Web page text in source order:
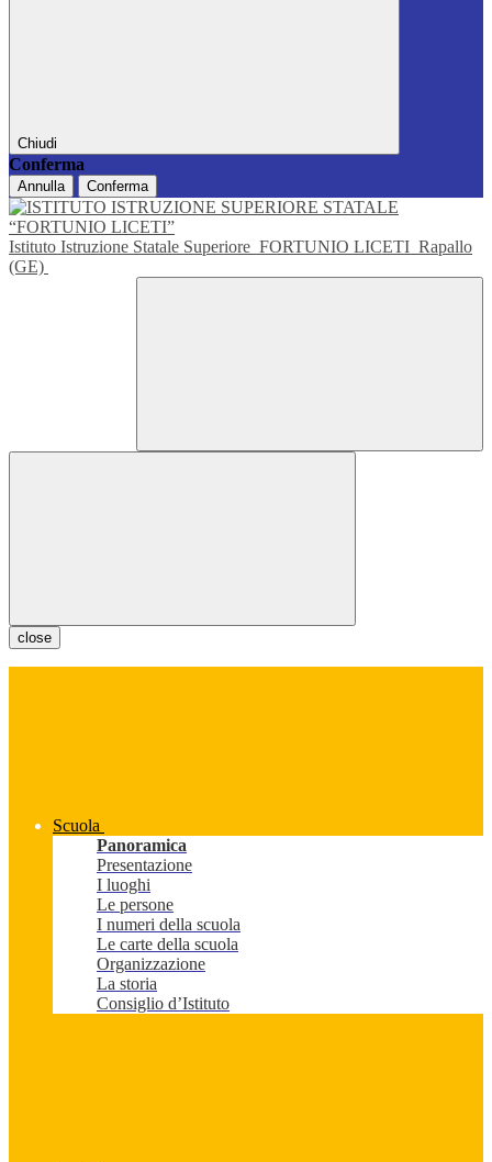
Chiudi
Conferma
Annulla Conferma
Istituto Istruzione Statale Superiore FORTUNIO LICETI Rapallo
(GE)
close
Scuola
Panoramica
Presentazione
I luoghi
Le persone
I numeri della scuola
Le carte della scuola
Organizzazione
La storia
Consiglio d’Istituto